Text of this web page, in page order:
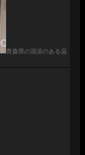
青森県の混浴のある温